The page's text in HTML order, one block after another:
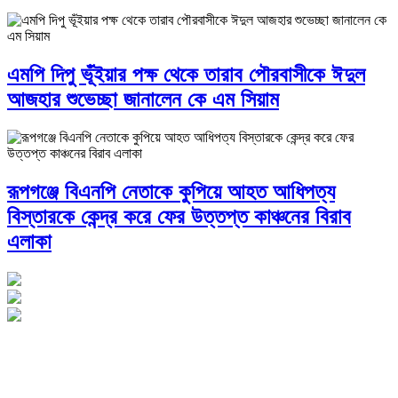
এমপি দিপু ভূঁইয়ার পক্ষ থেকে তারাব পৌরবাসীকে ঈদুল
আজহার শুভেচ্ছা জানালেন কে এম সিয়াম
রূপগঞ্জে বিএনপি নেতাকে কুপিয়ে আহত আধিপত্য
বিস্তারকে কেন্দ্র করে ফের উত্তপ্ত কাঞ্চনের বিরাব
এলাকা